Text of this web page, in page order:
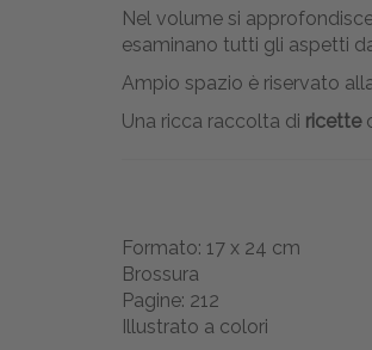
Nel volume si
esaminano tutti gli aspetti
Ampio spazio è riservato
Una ricca raccolta di ricette
Formato: 17 x 24 cm
Brossura
Pagine: 212
Illustrato a colori